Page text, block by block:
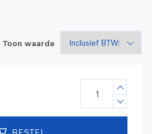
Toon waarde